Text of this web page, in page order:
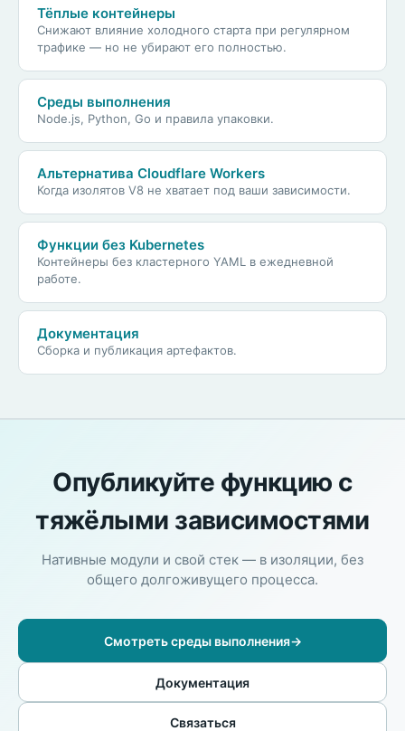
Тёплые контейнеры
Снижают влияние холодного старта при регулярном
трафике — но не убирают его полностью.
Среды выполнения
Node.js, Python, Go и правила упаковки.
Альтернатива Cloudflare Workers
Когда изолятов V8 не хватает под ваши зависимости.
Функции без Kubernetes
Контейнеры без кластерного YAML в ежедневной
работе.
Документация
Сборка и публикация артефактов.
Опубликуйте функцию с
тяжёлыми зависимостями
Нативные модули и свой стек — в изоляции, без
общего долгоживущего процесса.
Смотреть среды выполнения→
Документация
Связаться